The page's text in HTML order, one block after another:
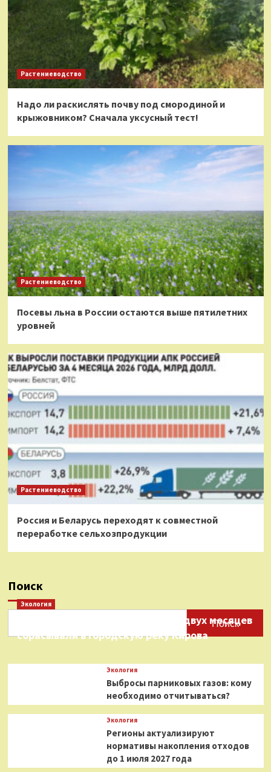
Растениеводство
Надо ли раскислять почву под смородиной и
крыжовником? Сначала уксусный тест!
Растениеводство
Посевы льна в России остаются выше пятилетних
уровней
Растениеводство
Россия и Беларусь переходят к совместной
переработке сельхозпродукции
Поиск
Поиск
Экология
Нефтепродукты на протяжении двух месяцев
сбрасывали в городскую реку Кирова
Экология
Выбросы парниковых газов: кому
необходимо отчитываться?
Экология
Регионы актуализируют
нормативы накопления отходов
до 1 июля 2027 года